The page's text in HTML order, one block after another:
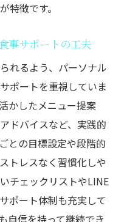
特徴です。
事サポートの工夫
れるよう、パーソナル
ポートを重視していま
かしたメニュー提案
ドバイスなど、実践的
との目標設定や段階的
トレスなく習慣化しや
チェックリストやLINE
ポート体制も充実して
自信を持って継続でき